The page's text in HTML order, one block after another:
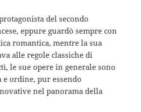
del secondo
eppure guardò sempre con
romantica, mentre la sua
alle regole classiche di
le sue opere in generale sono
e ordine, pur essendo
nel panorama della